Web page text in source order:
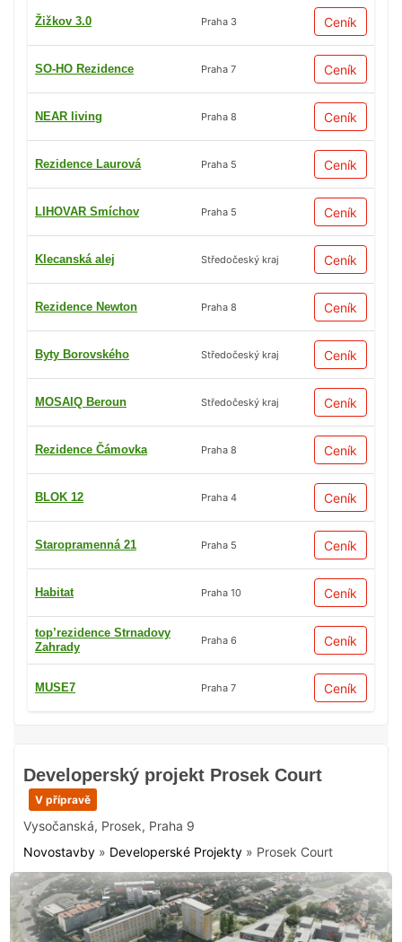
Developerský projekt Prosek Court
V přípravě
Vysočanská, Prosek, Praha 9
Novostavby » Developerské Projekty » Prosek Court
Žižkov 3.0 Praha 3 Ceník
SO-HO Rezidence Praha 7 Ceník
NEAR living Praha 8 Ceník
Rezidence Laurová Praha 5 Ceník
LIHOVAR Smíchov Praha 5 Ceník
Klecanská alej Středočeský kraj Ceník
Rezidence Newton Praha 8 Ceník
Byty Borovského Středočeský kraj Ceník
MOSAIQ Beroun Středočeský kraj Ceník
Rezidence Čámovka Praha 8 Ceník
BLOK 12 Praha 4 Ceník
Staropramenná 21 Praha 5 Ceník
Habitat Praha 10 Ceník
top’rezidence Strnadovy
Zahrady
Praha 6 Ceník
MUSE7 Praha 7 Ceník